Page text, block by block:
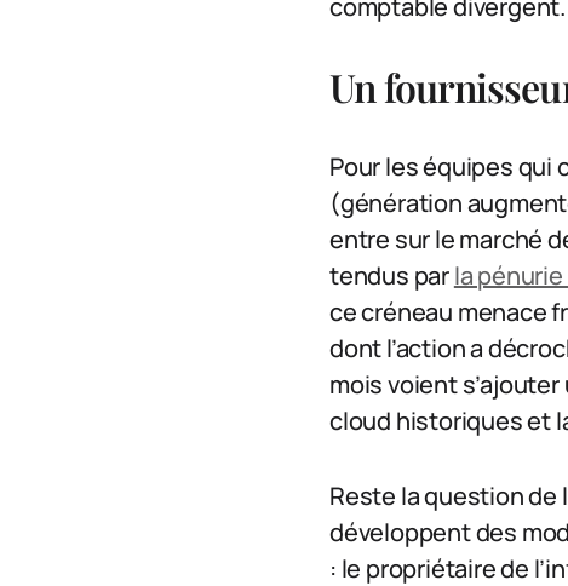
Un
Pour les équipes qui
(génération
entre sur le marché
tendus parla
ce créneau menace
dont l’action a
mois voient
cloud historiques et
Reste la question de
développent des
: le propriétaire de